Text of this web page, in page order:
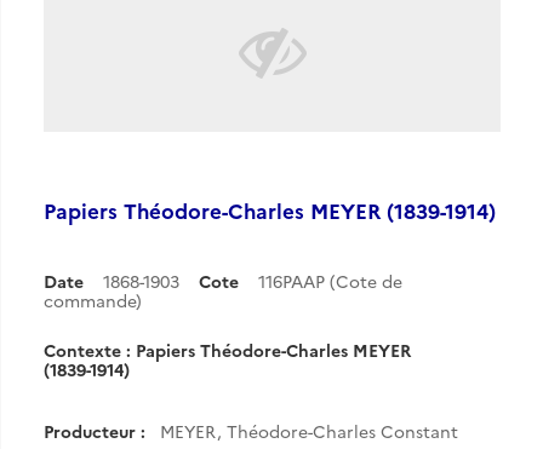
Papiers Théodore-Charles MEYER (1839-1914)
Date 1868-1903 Cote
116PAAP (Cote de
commande)
Contexte : Papiers Théodore-Charles MEYER
(1839-1914)
Producteur : MEYER, Théodore-Charles Constant